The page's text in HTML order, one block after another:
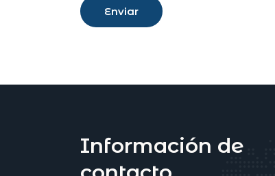
Información de